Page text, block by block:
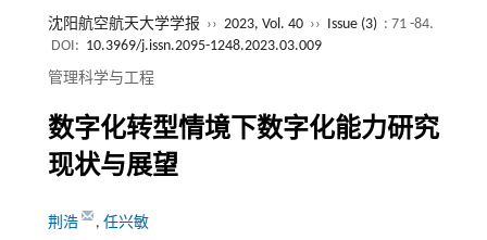
沈阳航空航天大学学报 ›› 2023, Vol. 40 ›› Issue (3) : 71 -84.
DOI: 10.3969/j.issn.2095-1248.2023.03.009
管理科学与工程
数字化转型情境下数字化能力研究
现状与展望
荆浩 , 任兴敏